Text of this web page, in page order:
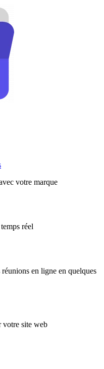
votre marque
réel
en ligne en quelques
votre site web